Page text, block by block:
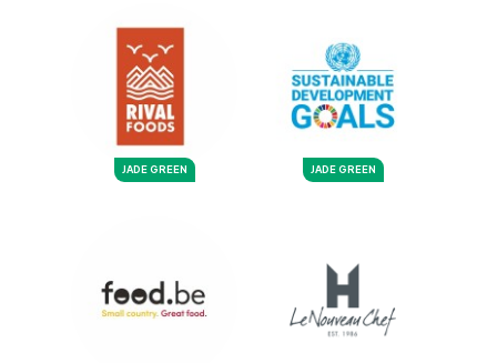
JADE GREEN JADE GREEN